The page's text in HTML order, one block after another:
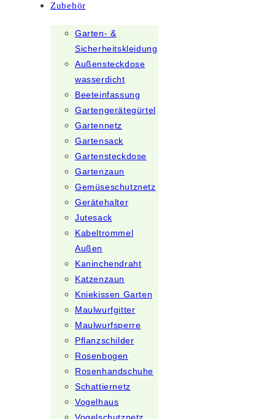
Zubehör
Garten- &
Sicherheitskleidung
Außensteckdose
wasserdicht
Beeteinfassung
Gartengerätegürtel
Gartennetz
Gartensack
Gartensteckdose
Gartenzaun
Gemüseschutznetz
Gerätehalter
Jutesack
Kabeltrommel
Außen
Kaninchendraht
Katzenzaun
Kniekissen Garten
Maulwurfgitter
Maulwurfsperre
Pflanzschilder
Rosenbogen
Rosenhandschuhe
Schattiernetz
Vogelhaus